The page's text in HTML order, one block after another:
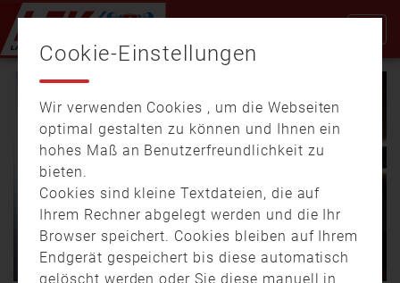
Video
Cookie-Einstellungen
Wir verwenden Cookies , um die Webseiten
optimal gestalten zu können und Ihnen ein
hohes Maß an Benutzerfreundlichkeit zu
bieten.
Cookies sind kleine Textdateien, die auf
Ihrem Rechner abgelegt werden und die Ihr
Browser speichert. Cookies bleiben auf Ihrem
Endgerät gespeichert bis diese automatisch
gelöscht werden oder Sie diese manuell in